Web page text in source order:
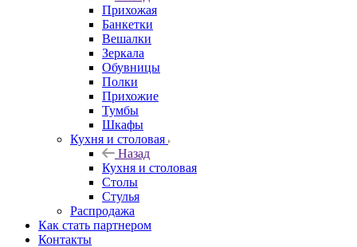
Прихожая
Банкетки
Вешалки
Зеркала
Обувницы
Полки
Прихожие
Тумбы
Шкафы
Кухня и столовая
Назад
Кухня и столовая
Столы
Стулья
Распродажа
Как стать партнером
Контакты